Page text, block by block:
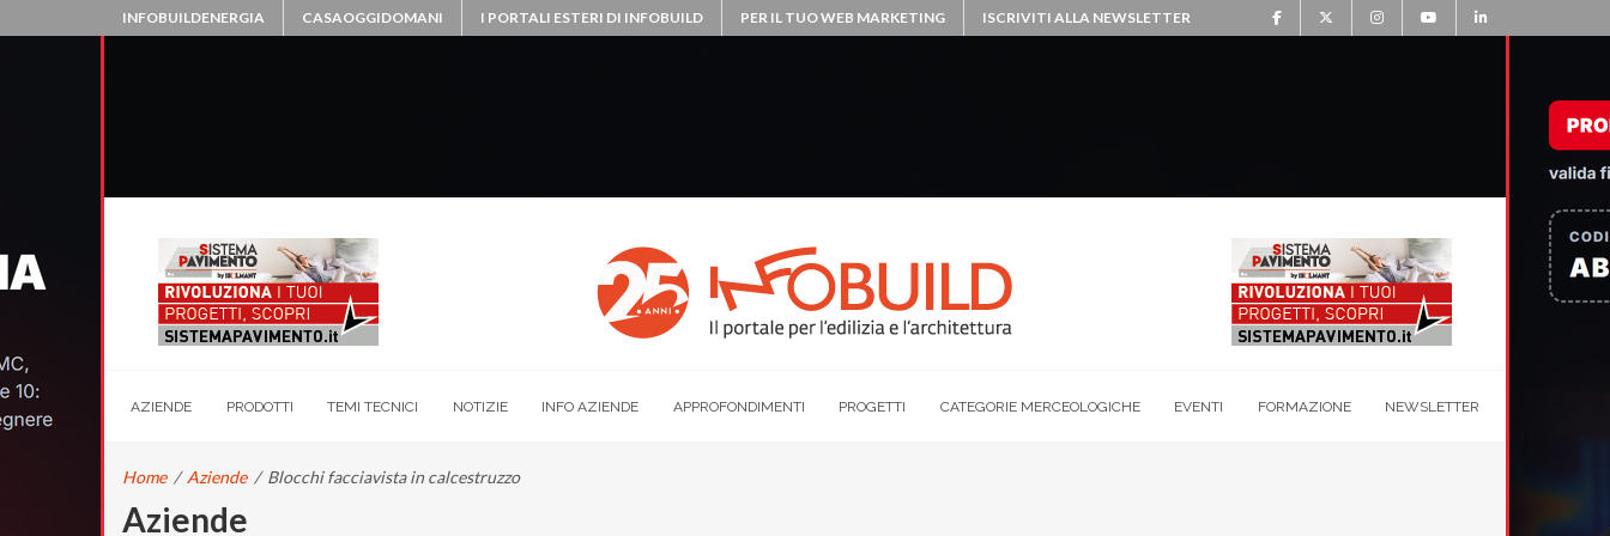
INFOBUILDENERGIA CASAOGGIDOMANI I PORTALI ESTERI DI INFOBUILD PER IL TUO WEB MARKETING ISCRIVITI ALLA NEWSLETTER
AZIENDE PRODOTTI TEMI TECNICI NOTIZIE INFO AZIENDE APPROFONDIMENTI PROGETTI CATEGORIE MERCEOLOGICHE EVENTI FORMAZIONE NEWSLETTER
Home / Aziende / Blocchi facciavista in calcestruzzo
Aziende